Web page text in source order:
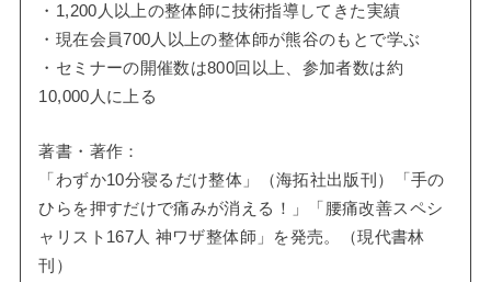
・1,200人以上の整体師に技術指導してきた実績
・現在会員700人以上の整体師が熊谷のもとで学ぶ
・セミナーの開催数は800回以上、参加者数は約
10,000人に上る
著書・著作：
「わずか10分寝るだけ整体」（海拓社出版刊）「手の
ひらを押すだけで痛みが消える！」「腰痛改善スペシ
ャリスト167人 神ワザ整体師」を発売。（現代書林
刊）